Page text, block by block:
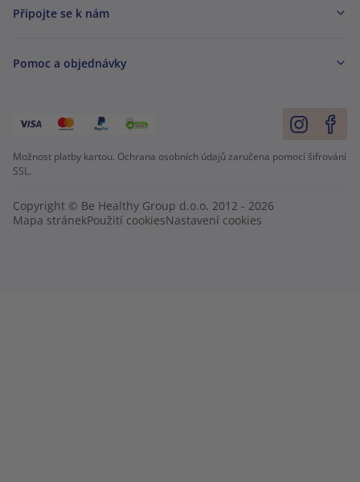
Připojte se k nám
Pomoc a objednávky
Možnost platby kartou. Ochrana osobních údajů zaručena pomocí šifrování
SSL.
Copyright © Be Healthy Group d.o.o. 2012 - 2026
Mapa stránekPoužití cookiesNastavení cookies